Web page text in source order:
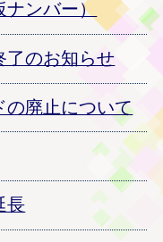
ンバー）
了のお知らせ
の廃止について
長